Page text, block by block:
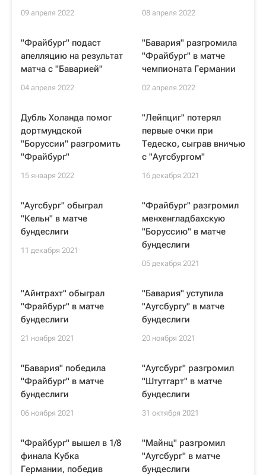
09 апреля 2022 08 апреля 2022
"Фрайбург" подаст
апелляцию на результат
матча с "Баварией"
04 апреля 2022
"Бавария" разгромила
"Фрайбург" в матче
чемпионата Германии
02 апреля 2022
Дубль Холанда помог
дортмундской
"Боруссии" разгромить
"Фрайбург"
15 января 2022
"Лейпциг" потерял
первые очки при
Тедеско, сыграв вничью
с "Аугсбургом"
16 декабря 2021
"Аугсбург" обыграл
"Кельн" в матче
бундеслиги
11 декабря 2021
"Фрайбург" разгромил
менхенгладбахскую
"Боруссию" в матче
бундеслиги
05 декабря 2021
"Айнтрахт" обыграл
"Фрайбург" в матче
бундеслиги
21 ноября 2021
"Бавария" уступила
"Аугсбургу" в матче
бундеслиги
20 ноября 2021
"Бавария" победила
"Фрайбург" в матче
бундеслиги
06 ноября 2021
"Аугсбург" разгромил
"Штутгарт" в матче
бундеслиги
31 октября 2021
"Фрайбург" вышел в 1/8
финала Кубка
Германии, победив
"Майнц" разгромил
"Аугсбург" в матче
бундеслиги